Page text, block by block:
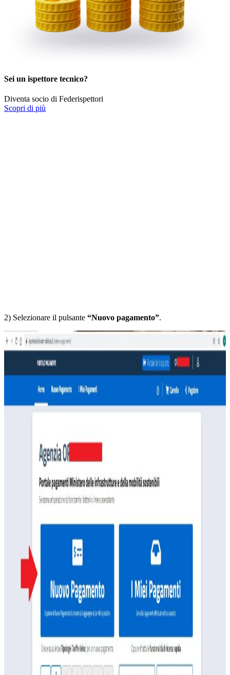
Sei un ispettore tecnico?
Diventa socio di Federispettori
Scopri di più
2) Selezionare il pulsante “Nuovo pagamento”.